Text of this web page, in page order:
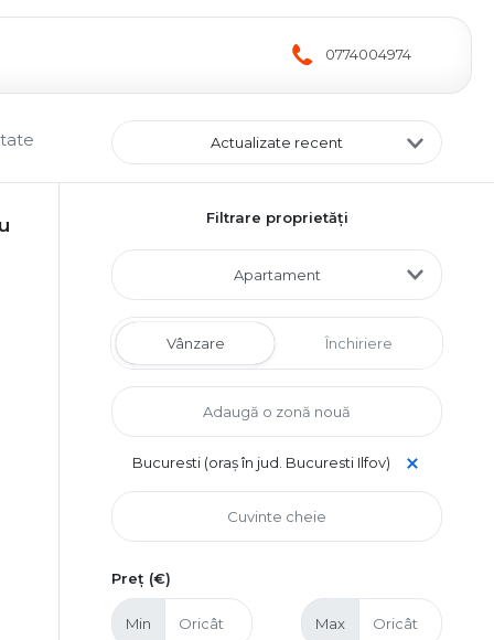
0774004974
Actualizate recent
Filtrare proprietăți
Apartament
Vânzare Închiriere
Bucuresti (oraș în jud. Bucuresti Ilfov)
Preț (€)
Min Max